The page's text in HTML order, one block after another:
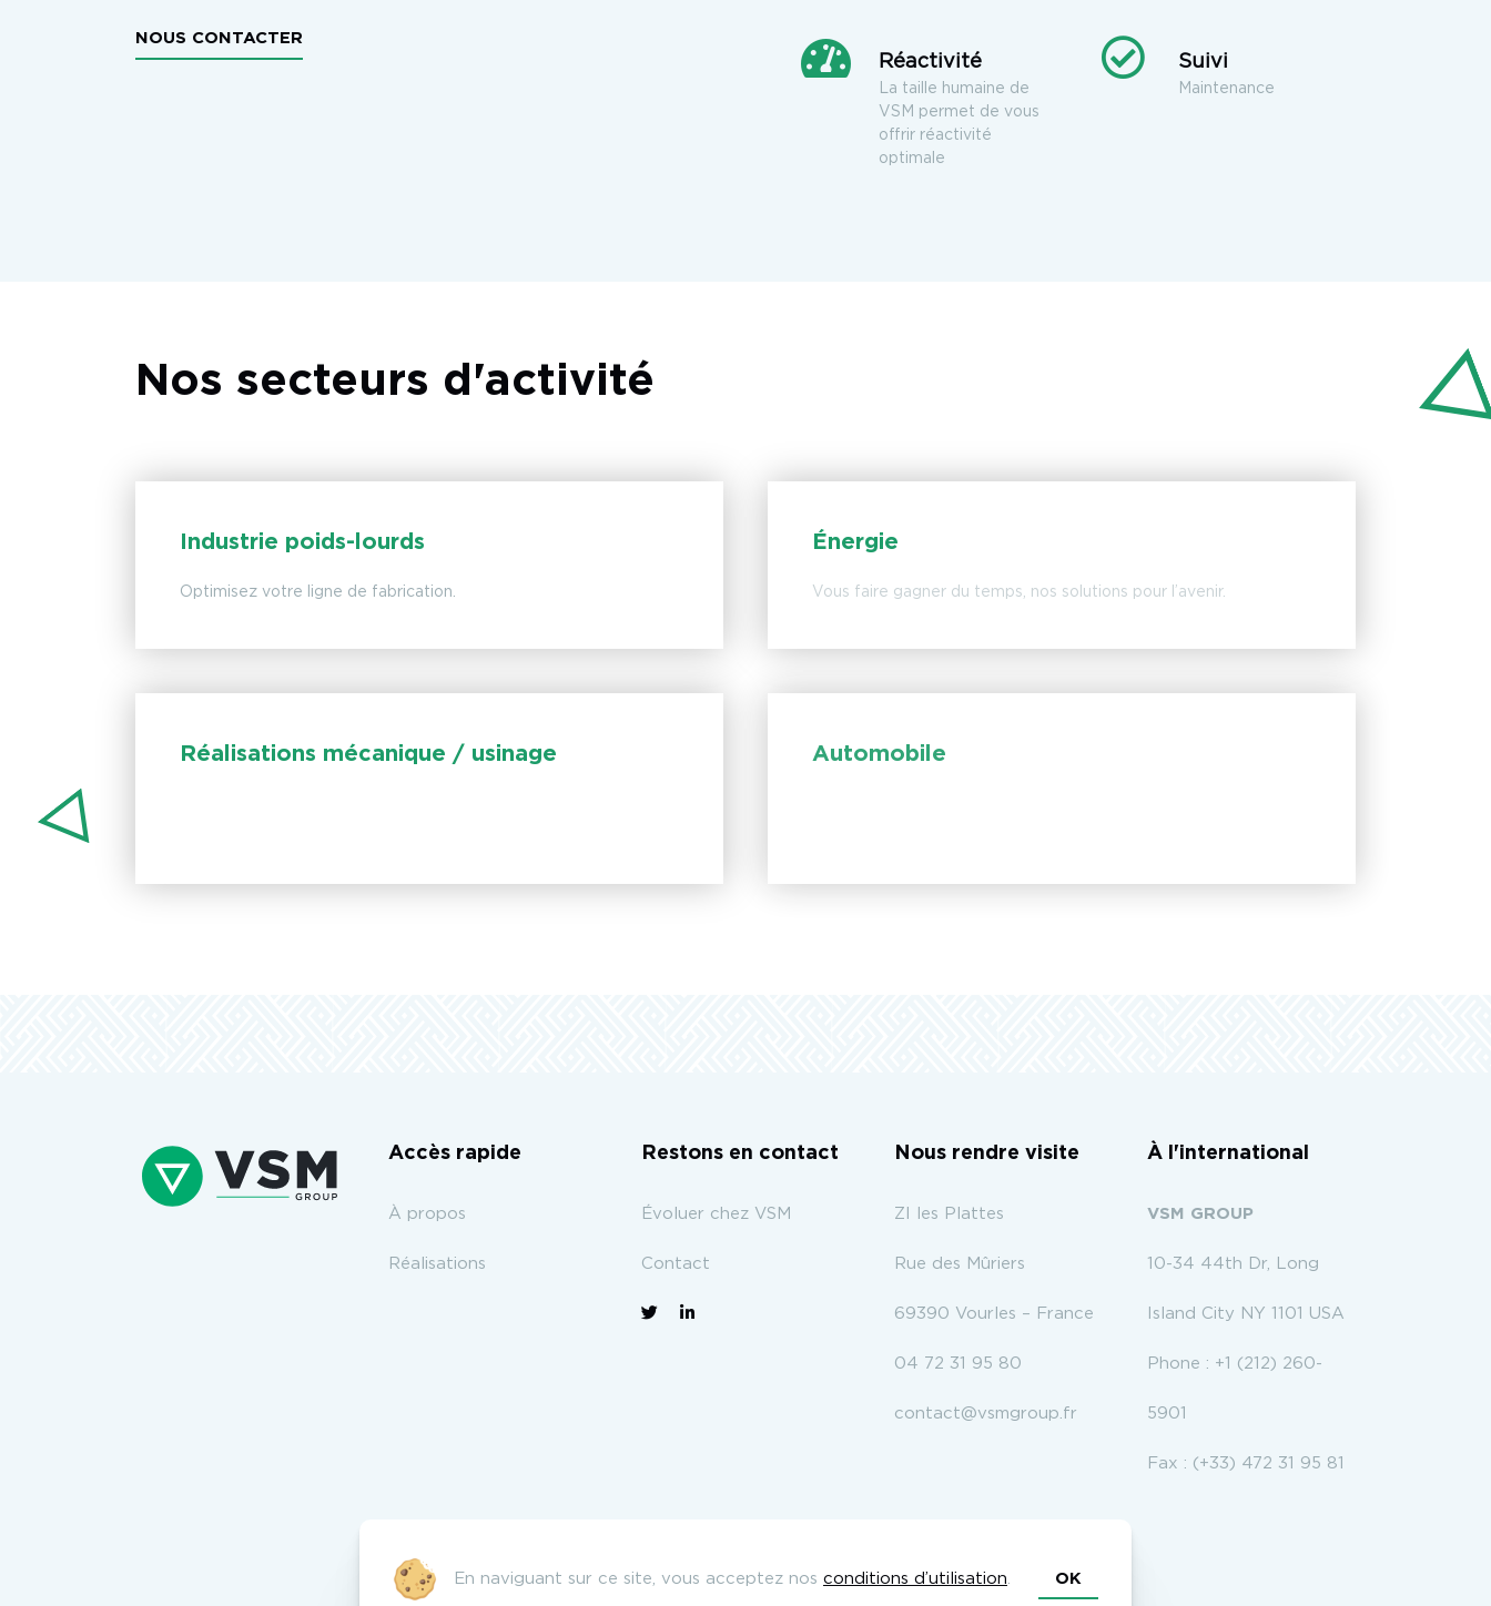
En naviguant sur ce site, vous acceptez nos conditions d’utilisation OK
NOUS CONTACTER
Réactivité
La taille humaine de
VSM permet de vous
offrir réactivité
optimale
Suivi
Maintenance
Nos secteurs d'activité
Industrie poids-lourds
Optimisez votre ligne de fabrication.
Énergie
Vous faire gagner du temps, nos solutions pour l’avenir.
Réalisations mécanique / usinage Automobile
Accès rapide
À propos
Réalisations
Restons en contact
Évoluer chez VSM
Contact
Nous rendre visite
ZI les Plattes
Rue des Mûriers
69390 Vourles – France
04 72 31 95 80
contact@vsmgroup.fr
À l'international
VSM GROUP
10-34 44th Dr, Long
Island City NY 1101 USA
Phone : +1 (212) 260-
5901
Fax : (+33) 472 31 95 81
©VSM Plan du site Mentions légales Site réalisé par Omaha-Beach